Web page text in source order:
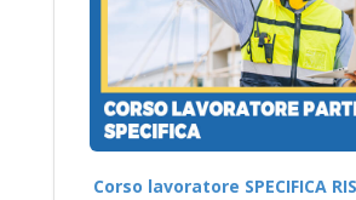
Corso lavoratore SPECIFICA